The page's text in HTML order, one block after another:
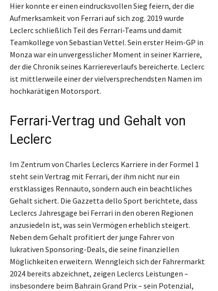
Hier konnte er einen eindrucksvollen Sieg feiern, der die
Aufmerksamkeit von Ferrari auf sich zog. 2019 wurde
Leclerc schließlich Teil des Ferrari-Teams und damit
Teamkollege von Sebastian Vettel. Sein erster Heim-GP in
Monza war ein unvergesslicher Moment in seiner Karriere,
der die Chronik seines Karriereverlaufs bereicherte. Leclerc
ist mittlerweile einer der vielversprechendsten Namen im
hochkarätigen Motorsport.
Ferrari-Vertrag und Gehalt von
Leclerc
Im Zentrum von Charles Leclercs Karriere in der Formel 1
steht sein Vertrag mit Ferrari, der ihm nicht nur ein
erstklassiges Rennauto, sondern auch ein beachtliches
Gehalt sichert. Die Gazzetta dello Sport berichtete, dass
Leclercs Jahresgage bei Ferrari in den oberen Regionen
anzusiedeln ist, was sein Vermögen erheblich steigert.
Neben dem Gehalt profitiert der junge Fahrer von
lukrativen Sponsoring-Deals, die seine finanziellen
Möglichkeiten erweitern. Wenngleich sich der Fahrermarkt
2024 bereits abzeichnet, zeigen Leclercs Leistungen –
insbesondere beim Bahrain Grand Prix – sein Potenzial,